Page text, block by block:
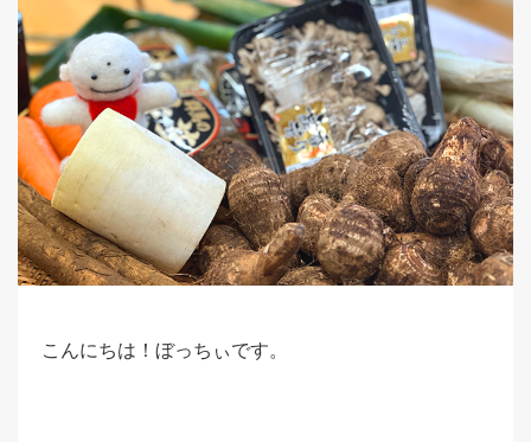
こんにちは！ぼっちぃです。